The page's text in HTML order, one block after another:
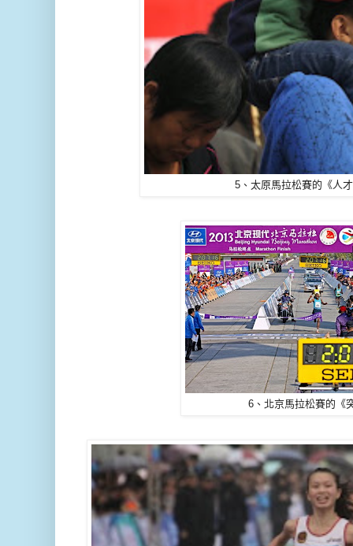
5、太原馬拉松賽的《人才
6、北京馬拉松賽的《